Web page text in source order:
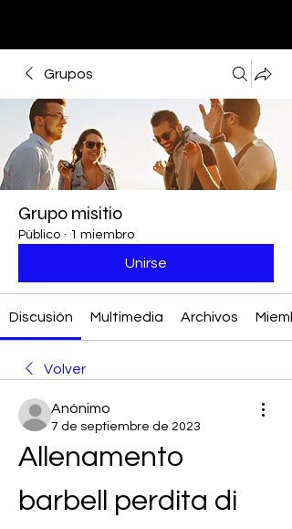
Grupos
Grupo misitio
Público · 1 miembro
Unirse
Discusión Multimedia Archivos
Volver
Anónimo
7 de septiembre de 2023
Allenamento
barbell perdita di